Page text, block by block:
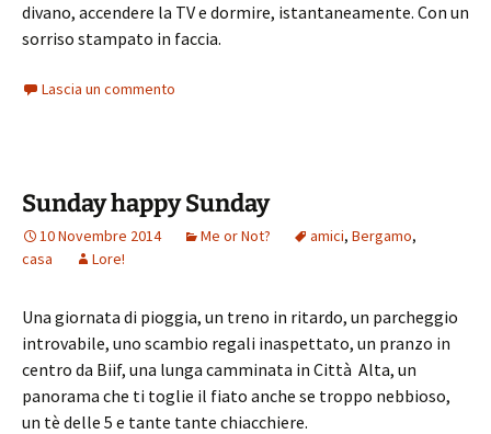
divano, accendere la TV e dormire, istantaneamente. Con un
sorriso stampato in faccia.
Lascia un commento
Sunday happy Sunday
10 Novembre 2014 Me or Not? amici, Bergamo,
casa
Lore!
Una giornata di pioggia, un treno in ritardo, un parcheggio
introvabile, uno scambio regali inaspettato, un pranzo in
centro da Biif, una lunga camminata in Città Alta, un
panorama che ti toglie il fiato anche se troppo nebbioso,
un tè delle 5 e tante tante chiacchiere.